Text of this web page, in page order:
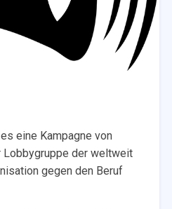
eine Kampagne von
Lobbygruppe der weltweit
gegen den Beruf